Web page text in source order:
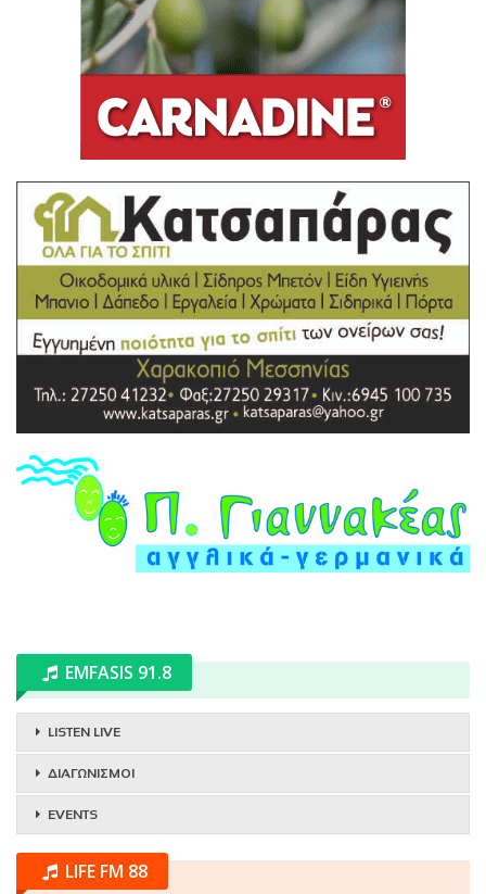
EMFASIS 91.8
LISTEN LIVE
ΔΙΑΓΩΝΙΣΜΟΙ
EVENTS
LIFE FM 88